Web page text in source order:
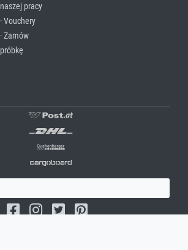
naszej pracy
· Vouchery
· Zamów
próbkę